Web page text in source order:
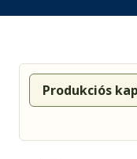
Produkciós